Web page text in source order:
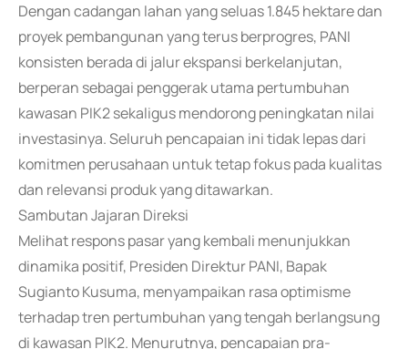
Dengan cadangan lahan yang seluas 1.845 hektare dan
proyek pembangunan yang terus berprogres, PANI
konsisten berada di jalur ekspansi berkelanjutan,
berperan sebagai penggerak utama pertumbuhan
kawasan PIK2 sekaligus mendorong peningkatan nilai
investasinya. Seluruh pencapaian ini tidak lepas dari
komitmen perusahaan untuk tetap fokus pada kualitas
dan relevansi produk yang ditawarkan.
Sambutan Jajaran Direksi
Melihat respons pasar yang kembali menunjukkan
dinamika positif, Presiden Direktur PANI, Bapak
Sugianto Kusuma, menyampaikan rasa optimisme
terhadap tren pertumbuhan yang tengah berlangsung
di kawasan PIK2. Menurutnya, pencapaian pra-